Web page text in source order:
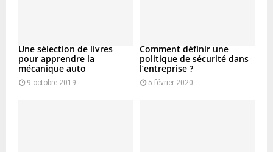
Une sélection de livres
pour apprendre la
mécanique auto
9 octobre 2019
Comment définir une
politique de sécurité dans
l’entreprise ?
5 février 2020